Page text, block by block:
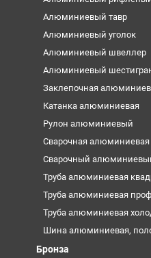
Алюминиевый тавр
Алюминиевый уголок
Алюминиевый швеллер
Алюминиевый
Заклепочная
Катанка алюминиевая
Рулон алюминиевый
Сварочная алюминиевая
Сварочный
Труба алюминиевая
Труба алюминиевая
Труба алюминиевая
Шина алюминиевая,
Бронза